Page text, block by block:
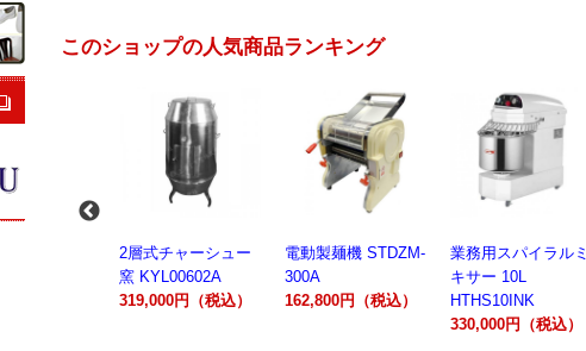
このショップの人気商品ランキング
2層式チャーシュー
窯 KYL00602A
319,000円（税込）
電動製麺機 STDZM-
300A
162,800円（税込）
業務用スパイラルミ
キサー 10L
HTHS10INK
330,000円（税込）